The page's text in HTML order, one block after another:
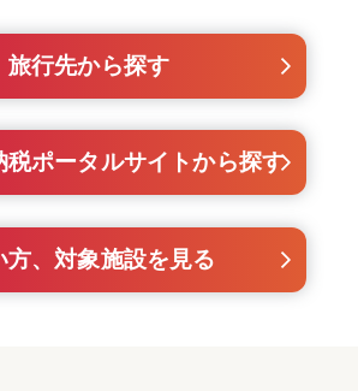
旅行先から探す
税ポータルサイトから探す
方、対象施設を見る